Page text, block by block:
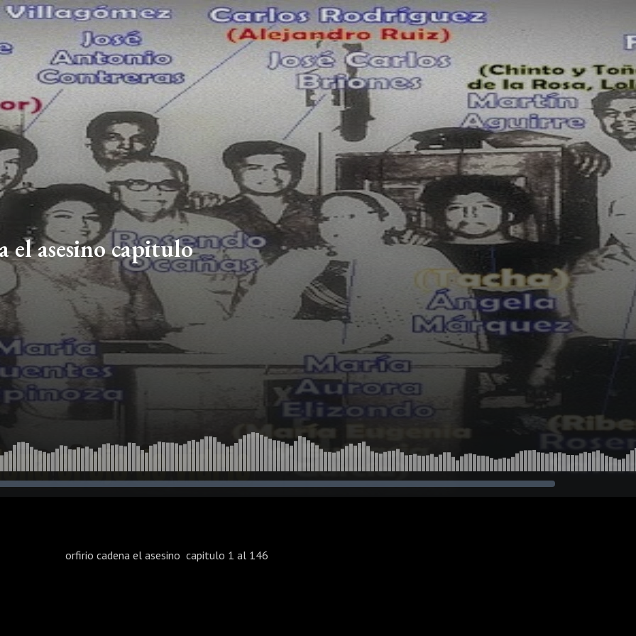
capitulo
orfirio cadena el asesino capitulo 1 al 146